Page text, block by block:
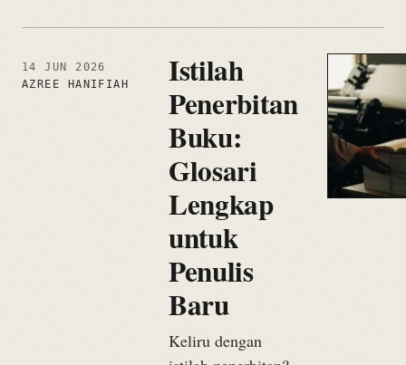
14 JUN 2026
AZREE HANIFIAH
Istilah
Penerbitan
Buku:
Glosari
Lengkap
untuk
Penulis
Baru
Keliru dengan